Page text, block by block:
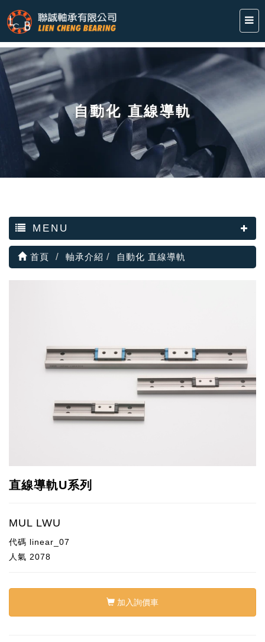
自動化 直線導軌
MENU
首頁 軸承介紹 自動化 直線導軌
直線導軌U系列
MUL LWU
代碼 linear_07
人氣 2078
加入詢價車